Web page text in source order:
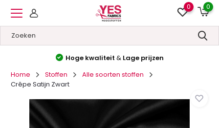
0 0
Hoge kwaliteit & Lage prijzen
Home
Stoffen
Alle soorten stoffen
Crêpe Satijn Zwart